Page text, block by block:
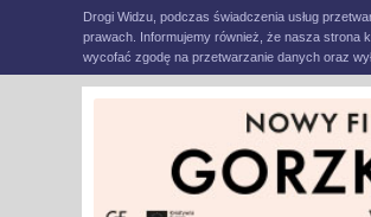
Drogi Widzu, podczas świadczenia usług
prawach. Informujemy również, że nasza strona
wycofać zgodę na przetwarzanie danych oraz